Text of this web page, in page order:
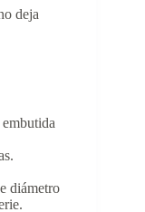
deja
diámetro